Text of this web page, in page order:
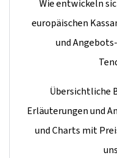
Wie entwickeln
europäischen
und
Übersichtliche
Erläuterungen und
und Charts mit